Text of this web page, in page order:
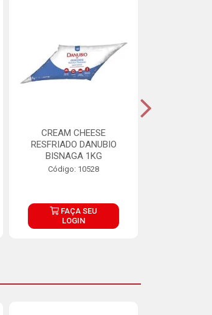
CREAM CHEESE
RESFRIADO DANUBIO
BISNAGA 1KG
Código: 10528
FAÇA SEU
LOGIN